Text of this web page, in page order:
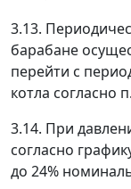
3.13.
барабане
перейти с
котла согласно
3.14. При
согласно
до 24%